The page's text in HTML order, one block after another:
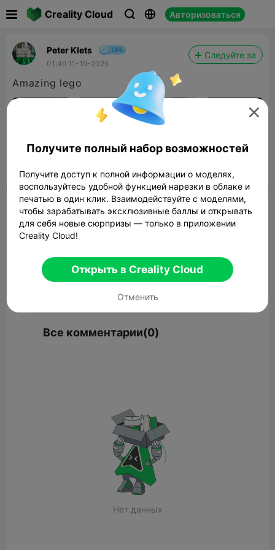
Creality Cloud   Авторизоваться
Peter Klets
01:49 11-19-2025
Следуйте за
Amazing lego
 Сообщить об этом 2 
Комментарий
Все комментарии(0)
Нет данных

Получите полный набор возможностей
Получите доступ к полной информации о моделях,
воспользуйтесь удобной функцией нарезки в облаке и
печатью в один клик. Взаимодействуйте с моделями,
чтобы зарабатывать эксклюзивные баллы и открывать
для себя новые сюрпризы — только в приложении
Creality Cloud!
Открыть в Creality Cloud
Отменить